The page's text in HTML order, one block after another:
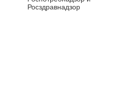
Росздравнадзор